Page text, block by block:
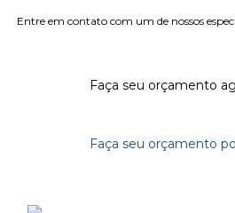
Entre em contato com um de nossos
Faça seu orçamento
Faça seu orçamento